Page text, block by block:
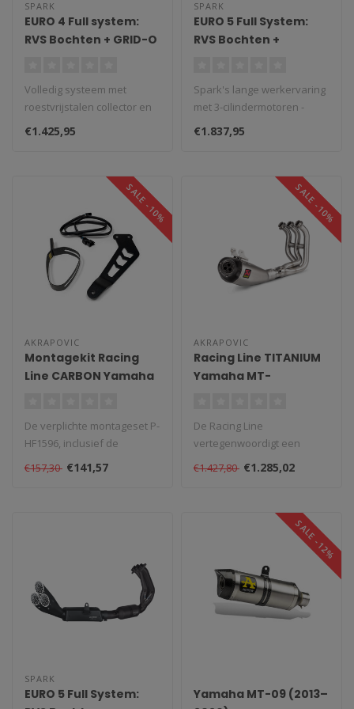
SPARK
EURO 4 Full system:
RVS Bochten + GRID-O
900 (2013-2020)
Volledig systeem met
roestvrijstalen collector en
GRID-O-demper volledig
€1.425,95
SPARK
EURO 5 Full System:
RVS Bochten +
Yamaha MT-09/XSR
900 (2021-2024)
Spark's lange werkervaring
met 3-cilindermotoren -
bijvoorbeeld in Moto2 - was
€1.837,95
SALE -10%
AKRAPOVIC
Montagekit Racing
Line CARBON Yamaha
De verplichte montageset P-
HF1596, inclusief de
uitlaatklem, beugel en
bevestigi..
€157,30 €141,57
SALE -10%
AKRAPOVIC
Racing Line TITANIUM
Yamaha MT-
De Racing Line
vertegenwoordigt een
volledige stap in het
afstemmingsproces van ..
€1.427,80 €1.285,02
SPARK
EURO 5 Full System:
SALE -12%
Yamaha MT-09 (2013–